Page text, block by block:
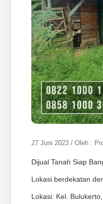
27 Juni 2023 / Oleh :
Dijual Tanah Siap
Lokasi berdekatan
Lokasi: Kel.